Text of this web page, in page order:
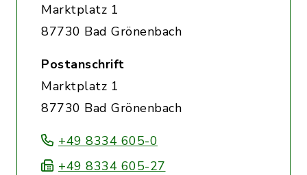
Marktplatz 1
87730 Bad Grönenbach
Postanschrift
Marktplatz 1
87730 Bad Grönenbach
+49 8334 605-0
+49 8334 605-27